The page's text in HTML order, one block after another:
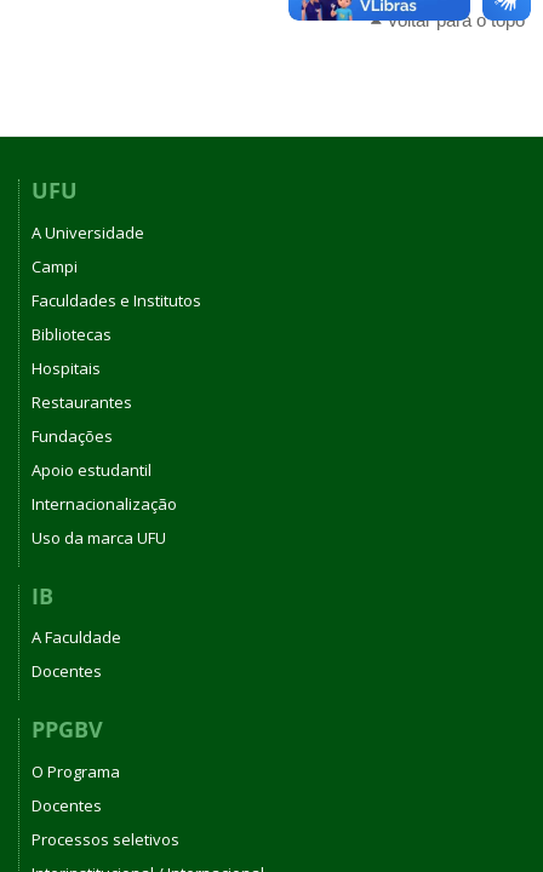
Voltar para o topo
UFU
A Universidade
Campi
Faculdades e Institutos
Bibliotecas
Hospitais
Restaurantes
Fundações
Apoio estudantil
Internacionalização
Uso da marca UFU
IB
A Faculdade
Docentes
PPGBV
O Programa
Docentes
Processos seletivos